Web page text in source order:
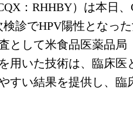
：RHHBY）は本日
診でHPV陽性となっ
として米食品医薬品局
用いた技術は、臨床
すい結果を提供し、臨